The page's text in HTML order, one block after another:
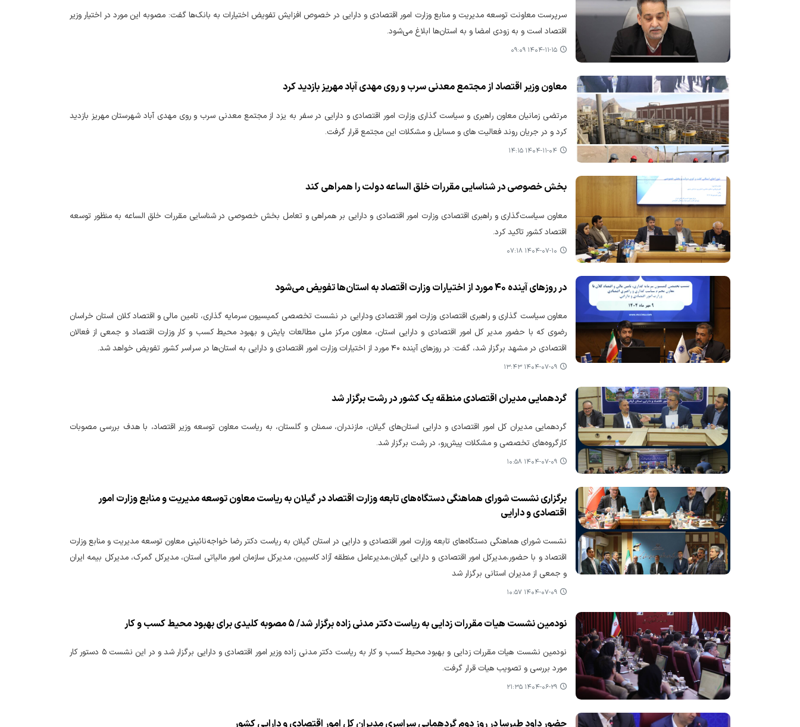
سرپرست معاونت توسعه مدیریت و منابع وزارت امور اقتصادی و دارایی در خصوص افزایش تفویض اختیارات به بانک‌ها گفت: مصوبه این مورد در اختیار وزیر
اقتصاد است و به زودی امضا و به استان‌ها ابلاغ می‌شود.
۱۴۰۴-۱۱-۱۵ ۰۹:۰۹
معاون وزیر اقتصاد از مجتمع معدنی سرب و روی مهدی آباد مهریز بازدید کرد
مرتضی زمانیان معاون راهبری و سیاست گذاری وزارت امور اقتصادی و دارایی در سفر به یزد از مجتمع معدنی سرب و روی مهدی آباد شهرستان مهریز بازدید
کرد و در جریان روند فعالیت های و مسایل و مشکلات این مجتمع قرار گرفت.
۱۴۰۴-۱۱-۰۴ ۱۴:۱۵
بخش خصوصی در شناسایی مقررات خلق الساعه دولت را همراهی کند
معاون سیاست‌گذاری و راهبری اقتصادی وزارت امور اقتصادی و دارایی بر همراهی و تعامل بخش خصوصی در شناسایی مقررات خلق الساعه به منظور توسعه
اقتصاد کشور تاکید کرد.
۱۴۰۴-۰۷-۱۰ ۰۷:۱۸
در روزهای آینده ۴۰ مورد از اختیارات وزارت اقتصاد به استان‌ها تفویض می‌شود
معاون سیاست گذاری و راهبری اقتصادی وزارت امور اقتصادی ودارایی در نشست تخصصی کمیسیون سرمایه گذاری، تامین مالی و اقتصاد کلان استان خراسان
رضوی که با حضور مدیر کل امور اقتصادی و دارایی استان، معاون مرکز ملی مطالعات پایش و بهبود محیط کسب و کار وزارت اقتصاد و جمعی از فعالان
اقتصادی در مشهد برگزار شد، گفت: در روزهای آینده ۴۰ مورد از اختیارات وزارت امور اقتصادی و دارایی به استان‌ها در سراسر کشور تفویض خواهد شد.
۱۴۰۴-۰۷-۰۹ ۱۳:۴۳
گردهمایی مدیران اقتصادی منطقه یک کشور در رشت برگزار شد
گردهمایی مدیران کل امور اقتصادی و دارایی استان‌های گیلان، مازندران، سمنان و گلستان، به ریاست معاون توسعه وزیر اقتصاد، با هدف بررسی مصوبات
کارگروه‌های تخصصی و مشکلات پیش‌رو، در رشت برگزار شد.
۱۴۰۴-۰۷-۰۹ ۱۰:۵۸
برگزاری نشست شورای هماهنگی دستگاه‌های تابعه وزارت اقتصاد در گیلان به ریاست معاون توسعه مدیریت و منابع وزارت امور
اقتصادی و دارایی
نشست شورای هماهنگی دستگاه‌های تابعه وزارت امور اقتصادی و دارایی در استان گیلان به ریاست دکتر رضا خواجه‌نائینی معاون توسعه مدیریت و منابع وزارت
اقتصاد و با حضور،مدیرکل امور اقتصادی و دارایی گیلان،مدیرعامل منطقه آزاد کاسپین، مدیرکل سازمان امور مالیاتی استان، مدیرکل گمرک، مدیرکل بیمه ایران
و جمعی از مدیران استانی برگزار شد
۱۴۰۴-۰۷-۰۹ ۱۰:۵۷
نودمین نشست هیات مقررات زدایی به ریاست دکتر مدنی زاده برگزار شد/ ۵ مصوبه کلیدی برای بهبود محیط کسب و کار
نودمین نشست هیات مقررات زدایی و بهبود محیط کسب و کار به ریاست دکتر مدنی زاده وزیر امور اقتصادی و دارایی برگزار شد و در این نشست ۵ دستور کار
مورد بررسی و تصویب هیات قرار گرفت.
۱۴۰۴-۰۶-۲۹ ۲۱:۳۵
حضور داود طبرسا در روز دوم گردهمایی سراسری مدیران کل امور اقتصادی و دارایی کشور